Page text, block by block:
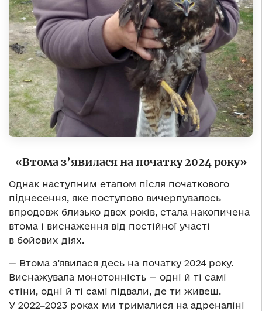
«Втома з’явилася на початку 2024 року»
Однак наступним етапом після початкового
піднесення, яке поступово вичерпувалось
впродовж близько двох років, стала накопичена
втома і виснаження від постійної участі
в бойових діях.
— Втома з’явилася десь на початку 2024 року.
Виснажувала монотонність — одні й ті самі
стіни, одні й ті самі підвали, де ти живеш.
У 2022‒2023 роках ми трималися на адреналіні